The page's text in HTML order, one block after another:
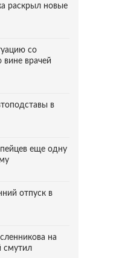
раскрыл новые
со
врачей
в
еще одну
отпуск в
на
смутил